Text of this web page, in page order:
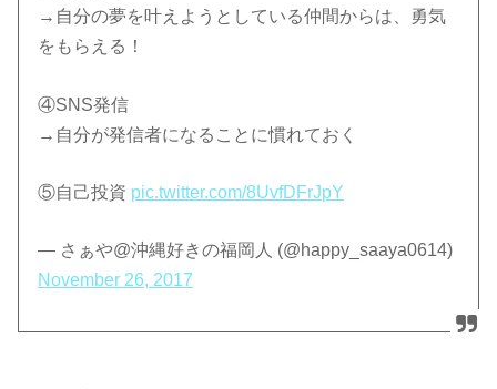
→自分の夢を叶えようとしている仲間からは、勇気
をもらえる！
④SNS発信
→自分が発信者になることに慣れておく
⑤自己投資 pic.twitter.com/8UvfDFrJpY
— さぁや@沖縄好きの福岡人 (@happy_saaya0614)
November 26, 2017